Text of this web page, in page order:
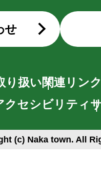
せ
り扱い関連リン
クセシビリティ
(c) Naka town. All